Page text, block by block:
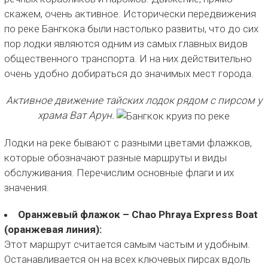
скажем, очень активное. Исторически передвижения
по реке Бангкока были настолько развиты, что до сих
пор лодки являются одним из самых главных видов
общественного транспорта. И на них действительно
очень удобно добираться до значимых мест города.
Активное движение тайских лодок рядом с пирсом у
храма Ват Арун.
Лодки на реке бывают с разными цветами флажков,
которые обозначают разные маршруты и виды
обслуживания. Перечислим основные флаги и их
значения.
Оранжевый флажок – Chao Phraya Express Boat
(оранжевая линия):
Этот маршрут считается самым частым и удобным.
Останавливается он на всех ключевых пирсах вдоль